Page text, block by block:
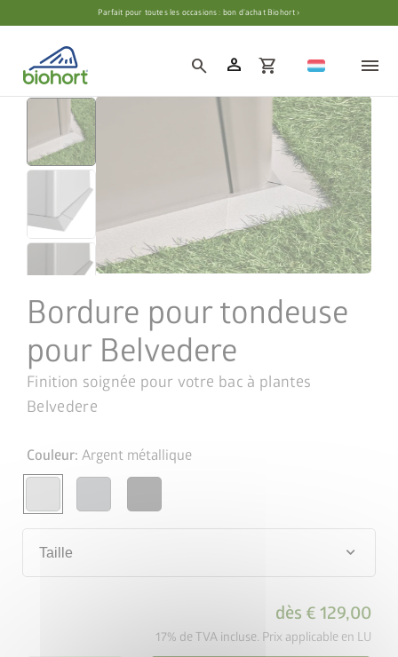
Paramètres des cookiesParfait pour toutes les occasions : bon d’achat Biohort ›
search person shopping_cart
Bordure pour tondeuse
pour Belvedere
Finition soignée pour votre bac à plantes
Belvedere
Couleur: Argent métallique
Taille keyboard_arrow_down
dès € 129,00
17% de TVA incluse. Prix applicable en LU